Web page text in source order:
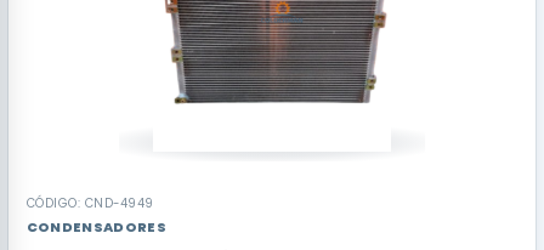
CÓDIGO: CND-4949
CONDENSADORES